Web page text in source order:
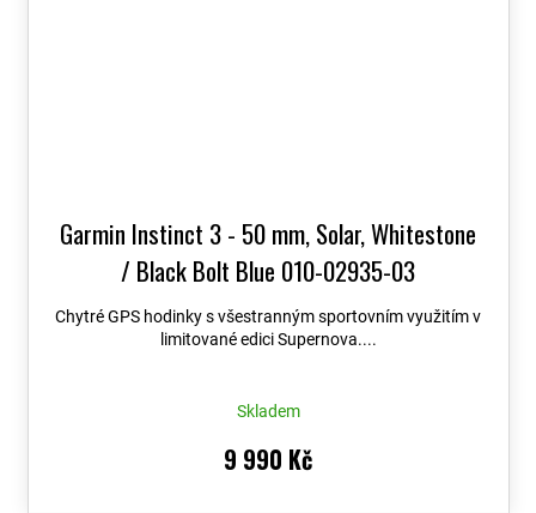
Garmin Instinct 3 - 50 mm, Solar, Whitestone
/ Black Bolt Blue 010-02935-03
Chytré GPS hodinky s všestranným sportovním využitím v
limitované edici Supernova....
Skladem
9 990 Kč